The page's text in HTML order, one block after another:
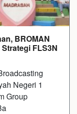
BROMAN
FLS3N
Negeri 1
Group